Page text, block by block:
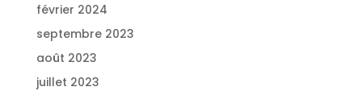
février 2024
septembre 2023
août 2023
juillet 2023